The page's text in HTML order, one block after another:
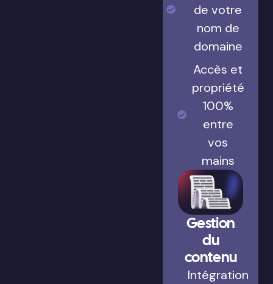
de votre
nom de
domaine
Accès et
propriété
100%
entre
vos
mains
Gestion
du
contenu
Intégration